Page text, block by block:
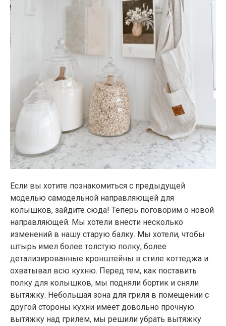
Если вы хотите познакомиться с предыдущей
моделью самодельной направляющей для
колышков, зайдите сюда! Теперь поговорим о новой
направляющей. Мы хотели внести несколько
изменений в нашу старую балку. Мы хотели, чтобы
штырь имел более толстую полку, более
детализированные кронштейны в стиле коттеджа и
охватывал всю кухню. Перед тем, как поставить
полку для колышков, мы подняли бортик и сняли
вытяжку. Небольшая зона для гриля в помещении с
другой стороны кухни имеет довольно прочную
вытяжку над грилем, мы решили убрать вытяжку